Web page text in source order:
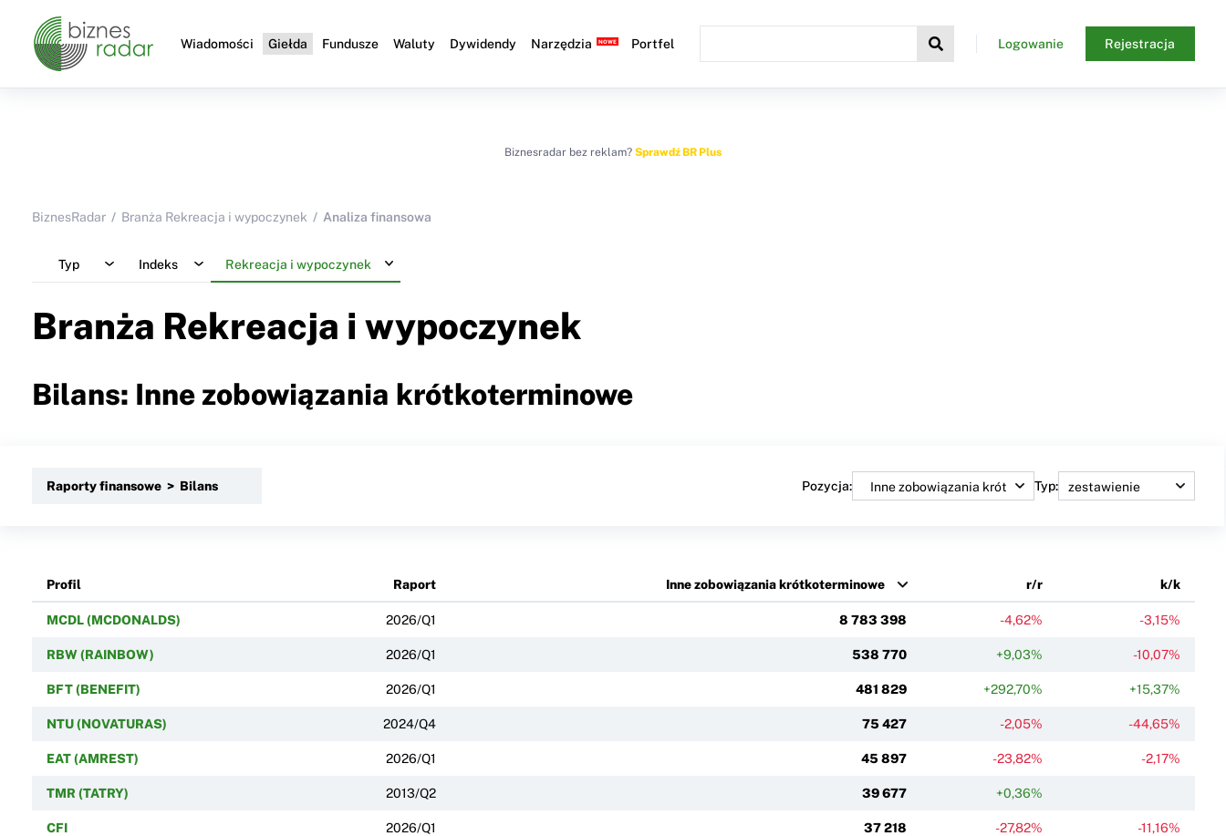
Wiadomości Giełda Fundusze Waluty Dywidendy Narzędzia Portfel Logowanie Rejestracja
Biznesradar bez reklam? Sprawdź BR Plus
BiznesRadar Branża Rekreacja i wypoczynek Analiza finansowa
Typ Indeks Rekreacja i wypoczynek
Branża Rekreacja i wypoczynek
Bilans: Inne zobowiązania krótkoterminowe
Raporty finansowe > Bilans Pozycja: Typ:
Profil Raport Inne zobowiązania krótkoterminowe r/r k/k
MCDL (MCDONALDS) 2026/Q1 8 783 398 -4,62% -3,15%
RBW (RAINBOW) 2026/Q1 538 770 +9,03% -10,07%
BFT (BENEFIT) 2026/Q1 481 829 +292,70% +15,37%
NTU (NOVATURAS) 2024/Q4 75 427 -2,05% -44,65%
EAT (AMREST) 2026/Q1 45 897 -23,82% -2,17%
TMR (TATRY) 2013/Q2 39 677 +0,36%
CFI 2026/Q1 37 218 -27,82% -11,16%